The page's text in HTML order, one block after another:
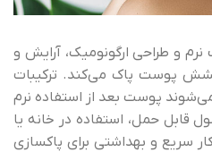
و طراحی ارگونومیک، آرایش و
پوست پاک می‌کند. ترکیبات
پوست بعد از استفاده نرم
قابل حمل، استفاده در خانه یا
سریع و بهداشتی برای پاکسازی